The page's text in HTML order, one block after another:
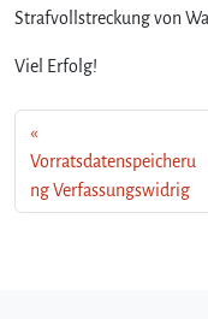
Strafvollstreckung von
Viel Erfolg!
Vorratsdatenspeicheru
ng Verfassungswidrig